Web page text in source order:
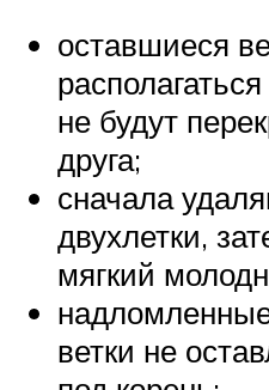
оставшиеся
не будут
друга;
сначала
двухлетки,
мягкий
ветки не